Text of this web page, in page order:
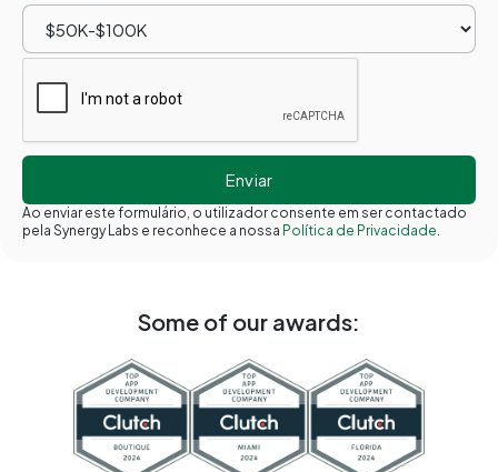
Ao enviar este formulário, o utilizador consente em ser contactado
pela Synergy Labs e reconhece a nossa Política de Privacidade.
Some of our awards: